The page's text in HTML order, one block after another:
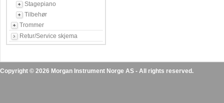
Stagepiano
Tilbehør
Trommer
Retur/Service skjema
Copyright © 2026 Morgan Instrument Norge AS - All rights reserved.